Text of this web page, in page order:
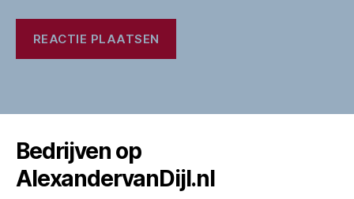
Bedrijven op
AlexandervanDijl.nl